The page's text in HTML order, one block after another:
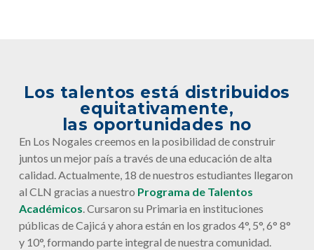
Los talentos está distribuidos
equitativamente,
las oportunidades no
En Los Nogales creemos en la posibilidad de construir
juntos un mejor país a través de una educación de alta
calidad. Actualmente, 18 de nuestros estudiantes llegaron
al CLN gracias a nuestro Programa de Talentos
Académicos. Cursaron su Primaria en instituciones
públicas de Cajicá y ahora están en los grados 4°, 5°, 6° 8°
y 10°, formando parte integral de nuestra comunidad.